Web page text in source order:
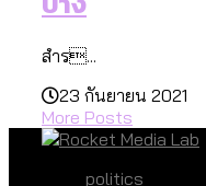
สำร...
23 กันยายน 2021
More Posts
politics